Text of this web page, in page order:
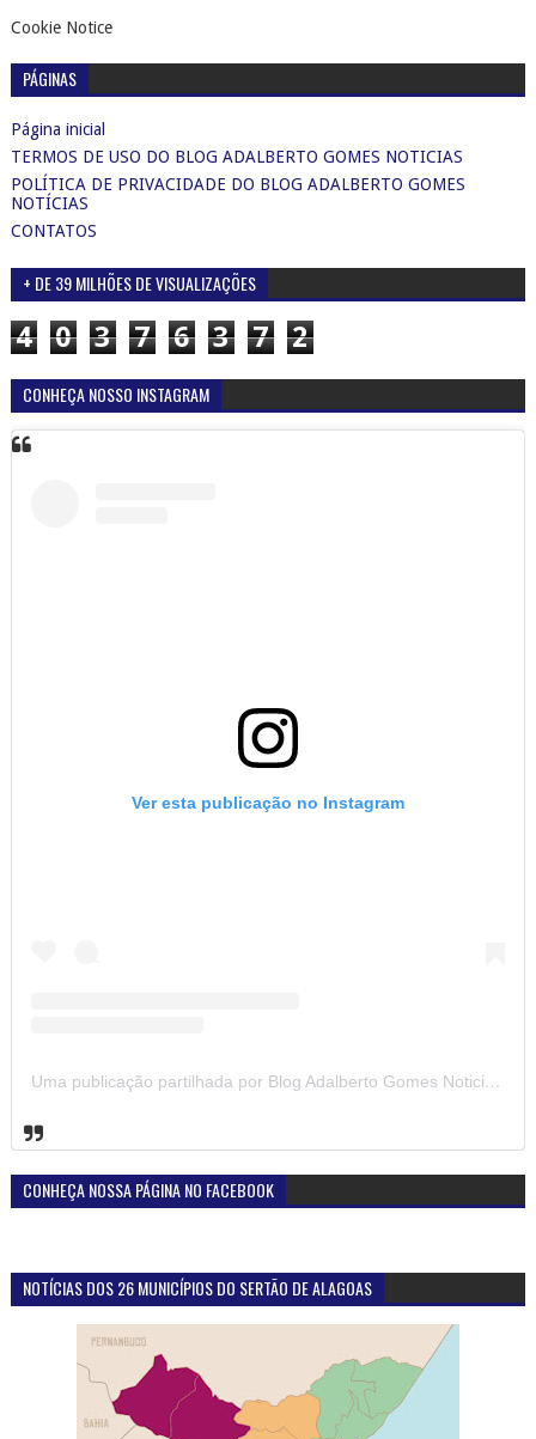
Cookie Notice
PÁGINAS
Página inicial
TERMOS DE USO DO BLOG ADALBERTO GOMES NOTICIAS
POLÍTICA DE PRIVACIDADE DO BLOG ADALBERTO GOMES
NOTÍCIAS
CONTATOS
+ DE 39 MILHÕES DE VISUALIZAÇÕES
4 0 3 7 6 3 7 2
CONHEÇA NOSSO INSTAGRAM
Ver esta publicação no Instagram
Uma publicação partilhada por Blog Adalberto Gomes Noticias (@blogadalbertogomesnoticiass)
CONHEÇA NOSSA PÁGINA NO FACEBOOK
NOTÍCIAS DOS 26 MUNICÍPIOS DO SERTÃO DE ALAGOAS